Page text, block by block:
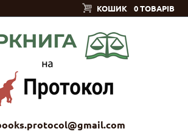
КОШИК 0 ТОВАРІВ